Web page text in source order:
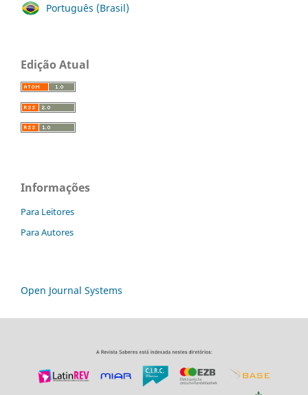
Português (Brasil)
Edição Atual
Informações
Para Leitores
Para Autores
Open Journal Systems